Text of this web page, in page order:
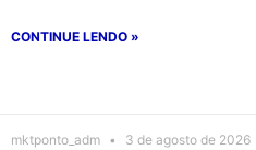
CONTINUE LENDO »
mktponto_adm 3 de agosto de 2026